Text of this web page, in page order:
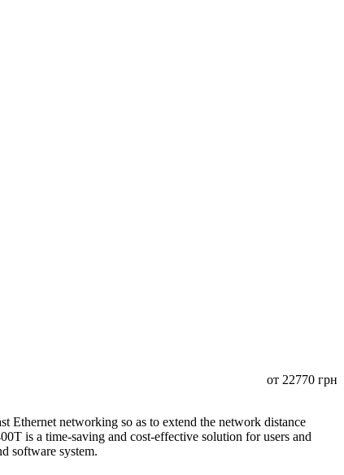
от 22770 грн
networking so as to extend the network distance
is a time-saving and cost-effective solution for users and
software system.